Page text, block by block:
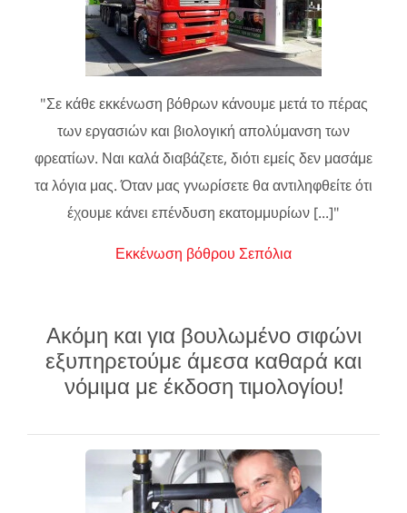
"Σε κάθε εκκένωση βόθρων κάνουμε μετά το πέρας
των εργασιών και βιολογική απολύμανση των
φρεατίων. Ναι καλά διαβάζετε, διότι εμείς δεν μασάμε
τα λόγια μας. Όταν μας γνωρίσετε θα αντιληφθείτε ότι
έχουμε κάνει επένδυση εκατομμυρίων [...]"
Εκκένωση βόθρου Σεπόλια
Ακόμη και για βουλωμένο σιφώνι
εξυπηρετούμε άμεσα καθαρά και
νόμιμα με έκδοση τιμολογίου!